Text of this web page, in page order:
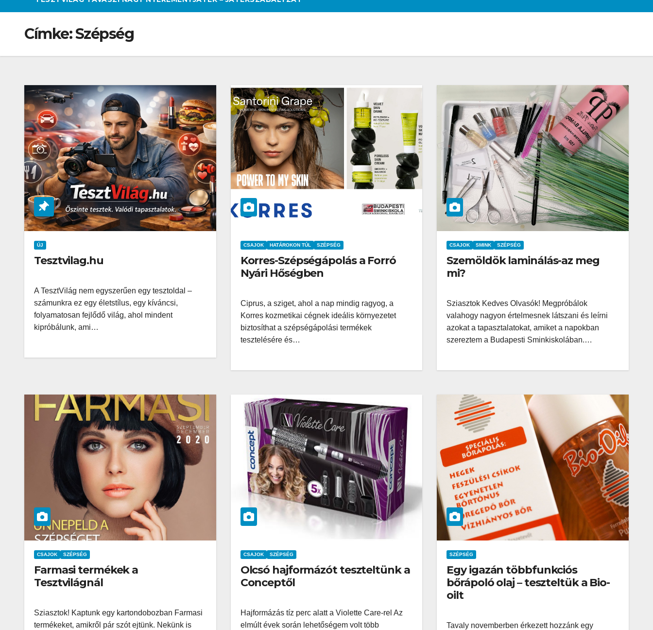
Címke:Szépség
ÚJ
Tesztvilag.hu
A TesztVilág nem egyszerűen egy tesztoldal –
számunkra ez egy életstílus, egy kíváncsi,
folyamatosan fejlődő világ, ahol mindent
kipróbálunk, ami…
CSAJOK HATÁROKON TÚL SZÉPSÉG
Korres-Szépségápolás a Forró
Nyári Hőségben
Ciprus, a sziget, ahol a nap mindig ragyog, a
Korres kozmetikai cégnek ideális környezetet
biztosíthat a szépségápolási termékek
tesztelésére és…
CSAJOK SMINK SZÉPSÉG
Szemöldök laminálás-az meg
mi?
Sziasztok Kedves Olvasók! Megpróbálok
valahogy nagyon értelmesnek látszani és leírni
azokat a tapasztalatokat, amiket a napokban
szereztem a Budapesti Sminkiskolában.…
CSAJOK SZÉPSÉG
Farmasi termékek a
Tesztvilágnál
Sziasztok! Kaptunk egy kartondobozban Farmasi
termékeket, amikről pár szót ejtünk. Nekünk is
CSAJOK SZÉPSÉG
Olcsó hajformázót teszteltünk a
Conceptől
Hajformázás tíz perc alatt a Violette Care-rel Az
elmúlt évek során lehetőségem volt több
SZÉPSÉG
Egy igazán többfunkciós
bőrápoló olaj – teszteltük a Bio-
oilt
Tavaly novemberben érkezett hozzánk egy